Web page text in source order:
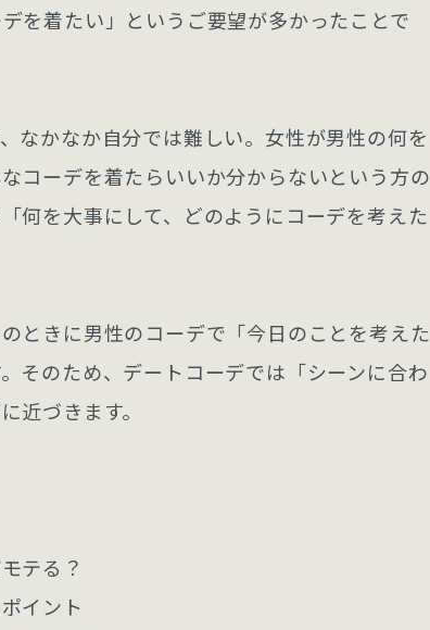
を着たい」というご要望が多かったことで
なかなか自分では難しい。女性が男性の何を
コーデを着たらいいか分からないという方の
何を大事にして、どのようにコーデを考えた
ときに男性のコーデで「今日のことを考えた
そのため、デートコーデでは「シーンに合わ
近づきます。
テる？
イント